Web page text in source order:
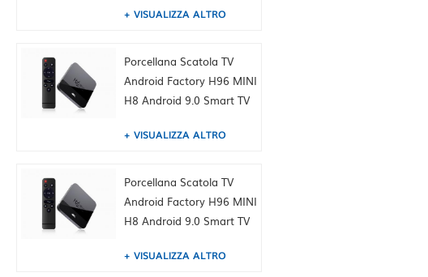
6K H265 .WiFi YouTube
TIKTOK Fabbrica della
Cina HK fornitura
VISUALIZZA ALTRO
Porcellana Scatola TV
Android Factory H96 MINI
H8 Android 9.0 Smart TV
BT4.0, 1 GB + 8 GB, Built-
Cina HK fornitura
VISUALIZZA ALTRO
Porcellana Scatola TV
Android Factory H96 MINI
H8 Android 9.0 Smart TV
BT4.0, 2 GB + 16 GB,
VISUALIZZA ALTRO